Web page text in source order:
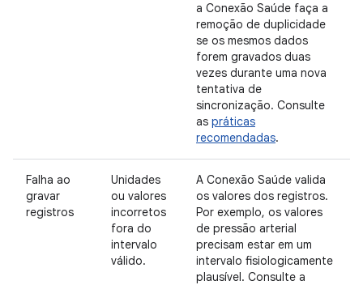
a Conexão Saúde faça a
remoção de duplicidade
se os mesmos dados
forem gravados duas
vezes durante uma nova
tentativa de
sincronização. Consulte
as práticas
recomendadas.
Falha ao
gravar
registros
Unidades
ou valores
incorretos
fora do
intervalo
válido.
A Conexão Saúde valida
os valores dos registros.
Por exemplo, os valores
de pressão arterial
precisam estar em um
intervalo fisiologicamente
plausível. Consulte a